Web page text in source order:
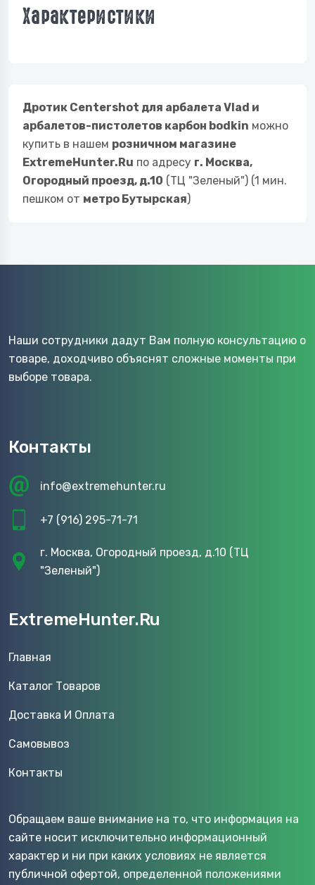
Характеристики
Дротик Centershot для арбалета Vlad и
арбалетов-пистолетов карбон bodkin можно
купить в нашем розничном магазине
ExtremeHunter.Ru по адресу г. Москва,
Огородный проезд, д.10 (ТЦ "Зеленый") (1 мин.
пешком от метро Бутырская)
Наши сотрудники дадут Вам полную консультацию о
товаре, доходчиво объяснят сложные моменты при
выборе товара.
Контакты
info@extremehunter.ru
+7 (916) 295-71-71
г. Москва, Огородный проезд, д.10 (ТЦ
"Зеленый")
ExtremeHunter.Ru
Главная
Каталог Товаров
Доставка И Оплата
Самовывоз
Контакты
Обращаем ваше внимание на то, что информация на
сайте носит исключительно информационный
характер и ни при каких условиях не является
публичной офертой, определенной положениями